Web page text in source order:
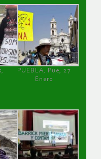
PUEBLA, Pue, 27
Enero